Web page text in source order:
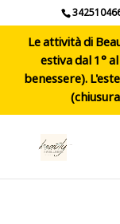
Le attività di
estiva dal 1°
benessere).